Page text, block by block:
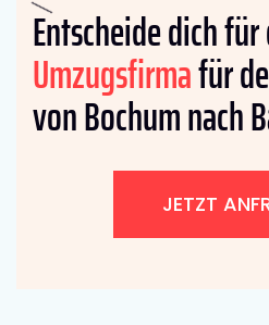
Entscheide dich
Umzugsfirmafür
von Bochum nach
JETZT